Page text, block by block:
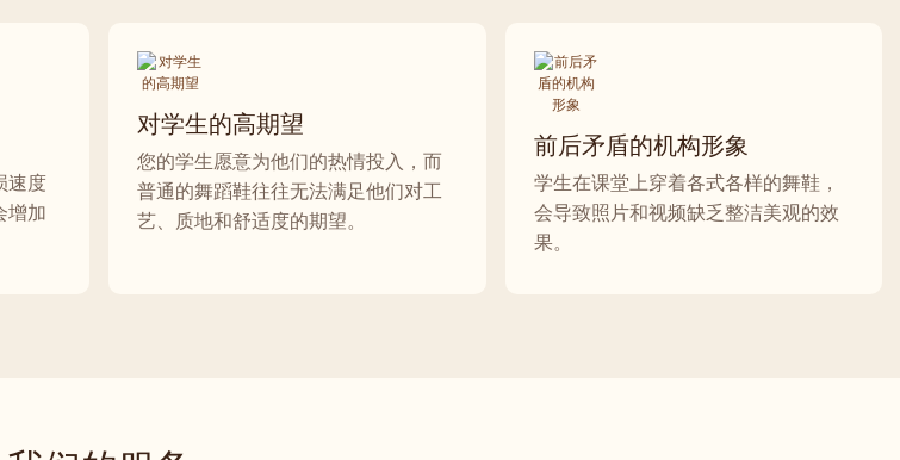
速度
增加
对学生的高期望
您的学生愿意为他们的热情投入，而
普通的舞蹈鞋往往无法满足他们对工
艺、质地和舒适度的期望。
前后矛盾的机构形象
学生在课堂上穿着各式各样的舞鞋，
会导致照片和视频缺乏整洁美观的效
果。